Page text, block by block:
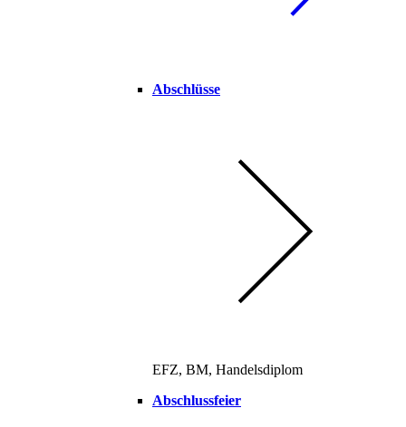
Abschlüsse
EFZ, BM, Handelsdiplom
Abschlussfeier